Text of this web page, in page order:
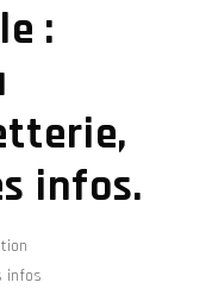
:
infos.
infos